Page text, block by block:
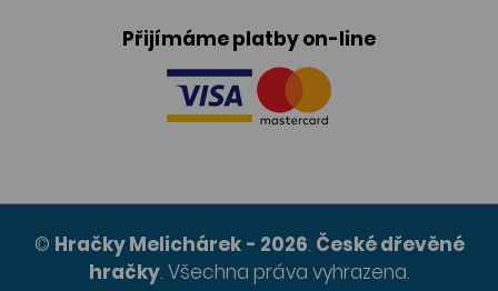
Přijímáme platby on-line
© Hračky Melichárek - 2026. České dřevěné
hračky. Všechna práva vyhrazena.